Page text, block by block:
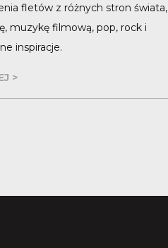
fletów z różnych stron świata,
muzykę filmową, pop, rock i
inspiracje.
>